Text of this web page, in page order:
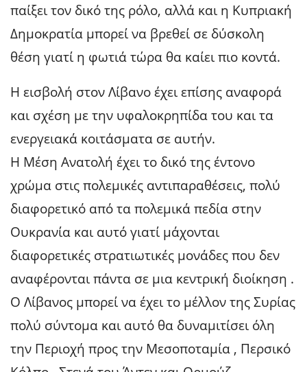
παίξει τον δικό της ρόλο, αλλά και η Κυπριακή
Δημοκρατία μπορεί να βρεθεί σε δύσκολη
θέση γιατί η φωτιά τώρα θα καίει πιο κοντά.
Η εισβολή στον Λίβανο έχει επίσης αναφορά
και σχέση με την υφαλοκρηπίδα του και τα
ενεργειακά κοιτάσματα σε αυτήν.
Η Μέση Ανατολή έχει το δικό της έντονο
χρώμα στις πολεμικές αντιπαραθέσεις, πολύ
διαφορετικό από τα πολεμικά πεδία στην
Ουκρανία και αυτό γιατί μάχονται
διαφορετικές στρατιωτικές μονάδες που δεν
αναφέρονται πάντα σε μια κεντρική διοίκηση .
Ο Λίβανος μπορεί να έχει το μέλλον της Συρίας
πολύ σύντομα και αυτό θα δυναμιτίσει όλη
την Περιοχή προς την Μεσοποταμία , Περσικό